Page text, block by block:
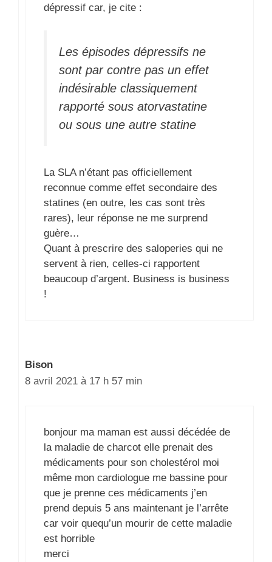
dépressif car, je cite :
Les épisodes dépressifs ne
sont par contre pas un effet
indésirable classiquement
rapporté sous atorvastatine
ou sous une autre statine
La SLA n’étant pas officiellement
reconnue comme effet secondaire des
statines (en outre, les cas sont très
rares), leur réponse ne me surprend
guère…
Quant à prescrire des saloperies qui ne
servent à rien, celles-ci rapportent
beaucoup d’argent. Business is business
!
Bison
8 avril 2021 à 17 h 57 min
bonjour ma maman est aussi décédée de
la maladie de charcot elle prenait des
médicaments pour son cholestérol moi
même mon cardiologue me bassine pour
que je prenne ces médicaments j’en
prend depuis 5 ans maintenant je l’arrête
car voir quequ’un mourir de cette maladie
est horrible
merci